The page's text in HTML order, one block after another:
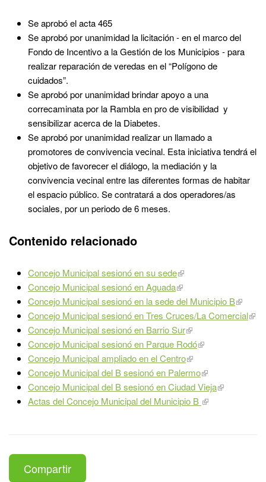
Se aprobó el acta 465
Se aprobó por unanimidad la licitación - en el marco del
Fondo de Incentivo a la Gestión de los Municipios - para
realizar reparación de veredas en el “Polígono de
cuidados”.
Se aprobó por unanimidad brindar apoyo a una
correcaminata por la Rambla en pro de visibilidad y
sensibilizar acerca de la Diabetes.
Se aprobó por unanimidad realizar un llamado a
promotores de convivencia vecinal. Esta iniciativa tendrá el
objetivo de favorecer el diálogo, la mediación y la
convivencia vecinal entre las diferentes formas de habitar
el espacio público. Se contratará a dos operadores/as
sociales, por un periodo de 6 meses.
Contenido relacionado
Concejo Municipal sesionó en su sede
Concejo Municipal sesionó en Aguada
Concejo Municipal sesionó en la sede del Municipio B
Concejo Municipal sesionó en Tres Cruces/La Comercial
Concejo Municipal sesionó en Barrio Sur
Concejo Municipal sesionó en Parque Rodó
Concejo Municipal ampliado en el Centro
Concejo Municipal del B sesionó en Palermo
Concejo Municipal del B sesionó en Ciudad Vieja​
Actas del Concejo Municipal del Municipio B
Compartir